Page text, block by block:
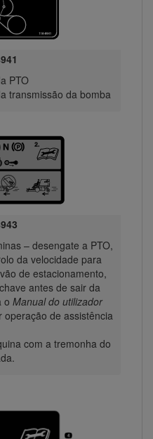
PTO
transmissão da bomba
– desengate a PTO,
da velocidade para
de estacionamento,
antes de sair da
o Manual do utilizador
de assistência
com a tremonha do